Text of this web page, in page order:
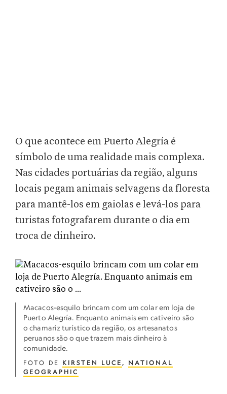
O que acontece em Puerto Alegría é
símbolo de uma realidade mais complexa.
Nas cidades portuárias da região, alguns
locais pegam animais selvagens da floresta
para mantê-los em gaiolas e levá-los para
turistas fotografarem durante o dia em
troca de dinheiro.
Macacos-esquilo brincam com um colar em loja de
Puerto Alegría. Enquanto animais em cativeiro são
o chamariz turístico da região, os artesanatos
peruanos são o que trazem mais dinheiro à
comunidade.
FOTO DE KIRSTEN LUCE , NATIONAL
GEOGRAPHIC